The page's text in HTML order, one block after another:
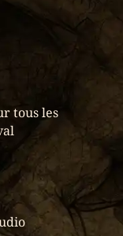
tous les